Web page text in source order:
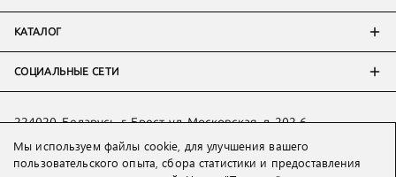
КАТАЛОГ
СОЦИАЛЬНЫЕ СЕТИ
224020, Беларусь, г. Брест, ул. Московская, д. 202-6
Тел:+7 993 398 36 60(WhatsApp
Тел:+375 29 205 80 10( WhatsApp,Viber)
Мы используем файлы cookie, для улучшения вашего
пользовательского опыта, сбора статистики и предоставления